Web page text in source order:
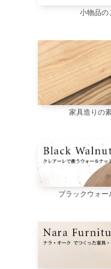
小物品の
家具造りの
ブラックウォ